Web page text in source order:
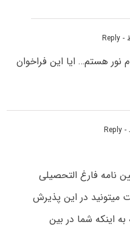
- Reply
نور هستم… ایا این فراخوان
- Reply
نامه فارغ التحصیلی
میتونید در این پذیرش
اینکه شما در بین